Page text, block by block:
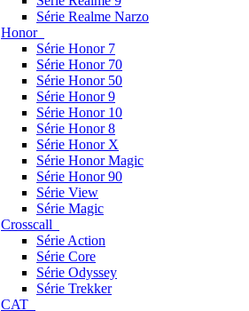
Série Realme Narzo
Honor
Série Honor 7
Série Honor 70
Série Honor 50
Série Honor 9
Série Honor 10
Série Honor 8
Série Honor X
Série Honor Magic
Série Honor 90
Série View
Série Magic
Crosscall
Série Action
Série Core
Série Odyssey
Série Trekker
CAT